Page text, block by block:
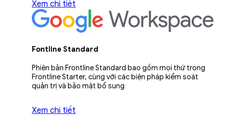
Xem chi tiết
Fontline Standard
Phiên bản Frontline Standard bao gồm mọi thứ trong
Frontline Starter, cùng với các biện pháp kiểm soát
quản trị và bảo mật bổ sung
Xem chi tiết